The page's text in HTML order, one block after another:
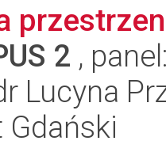
2 ,
Lucyna